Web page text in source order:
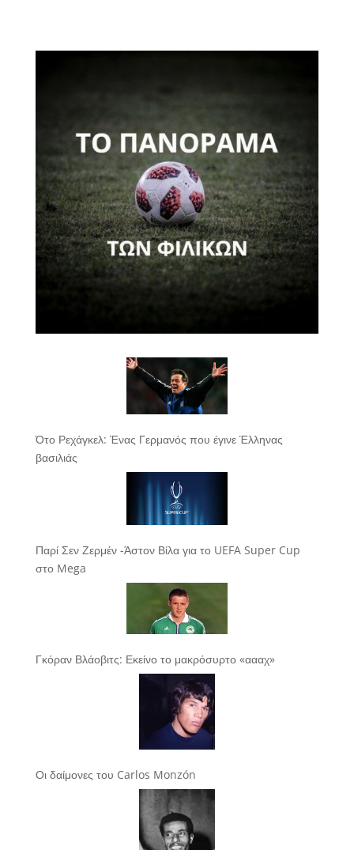
Ότο Ρεχάγκελ: Ένας Γερμανός που έγινε Έλληνας
βασιλιάς
Παρί Σεν Ζερμέν -Άστον Βίλα για το UEFA Super Cup
στο Mega
Γκόραν Βλάοβιτς: Εκείνο το μακρόσυρτο «αααχ»
Οι δαίμονες του Carlos Monzón